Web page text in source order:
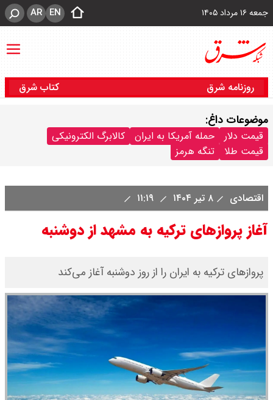
جمعه ۱۶ مرداد ۱۴۰۵ EN
AR
روزنامه شرق کتاب شرق
موضوعات داغ:
قیمت دلار حمله آمریکا به ایران
کالابرگ الکترونیکی
قیمت طلا
تنگه هرمز
اقتصادی ۸ تیر ۱۴۰۴
آغاز پروازهای ترکیه به مشهد از دوشنبه
پروازهای ترکیه به ایران را از روز دوشنبه آغاز می‌کند